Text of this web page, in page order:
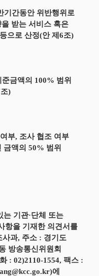
기간동안 위반행위로
받는 서비스 혹은
으로 산정(안 제6조)
금액의 100% 범위
)
부, 조사 협조 여부
금액의 50% 범위
는 기관·단체 또는
항을 기재한 의견서를
과, 주소 : 경기도
방송통신위원회
: 02)2110-1554, 팩스 :
에